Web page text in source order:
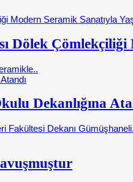
Dölek Çömlekçiliği
Dekanlığına
Fakültesi Dekanı